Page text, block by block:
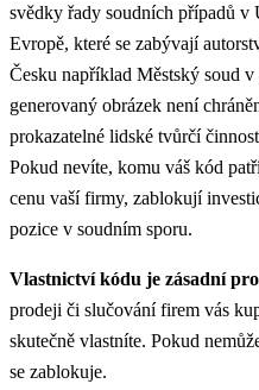
svědky řady soudních případů
Evropě, které se zabývají
Česku například Městský soud
generovaný obrázek není
prokazatelné lidské tvůrčí
Pokud nevíte, komu váš kód
cenu vaší firmy, zablokují
pozice v soudním sporu.
Vlastnictví kódu je zásadní
prodeji či slučování firem vás
skutečně vlastníte. Pokud
se zablokuje.